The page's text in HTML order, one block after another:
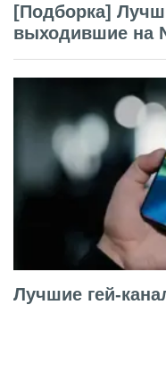
[Подборка]
выходившие на
Лучшие гей-